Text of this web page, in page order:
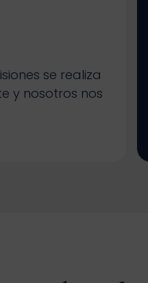
se realiza
y nosotros nos